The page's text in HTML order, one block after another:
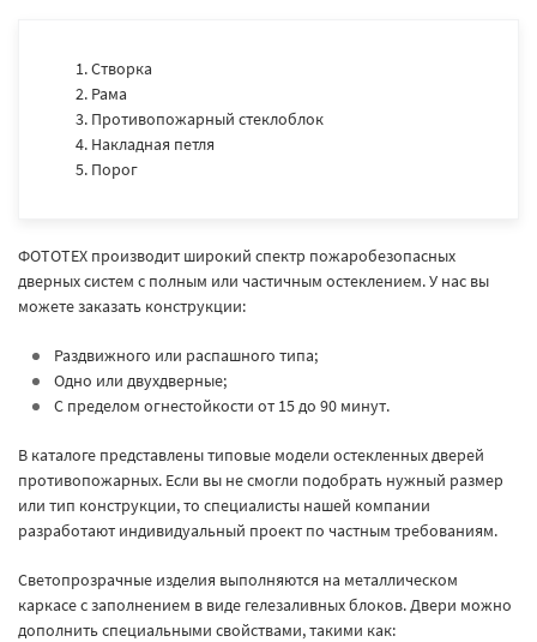
Створка
Рама
Противопожарный стеклоблок
Накладная петля
Порог
ФОТОТЕХ производит широкий спектр пожаробезопасных
дверных систем с полным или частичным остеклением. У нас вы
можете заказать конструкции:
Раздвижного или распашного типа;
Одно или двухдверные;
С пределом огнестойкости от 15 до 90 минут.
В каталоге представлены типовые модели остекленных дверей
противопожарных. Если вы не смогли подобрать нужный размер
или тип конструкции, то специалисты нашей компании
разработают индивидуальный проект по частным требованиям.
Светопрозрачные изделия выполняются на металлическом
каркасе с заполнением в виде гелезаливных блоков. Двери можно
дополнить специальными свойствами, такими как: